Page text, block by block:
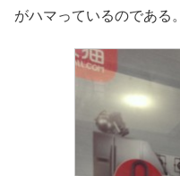
がハマっているのである。